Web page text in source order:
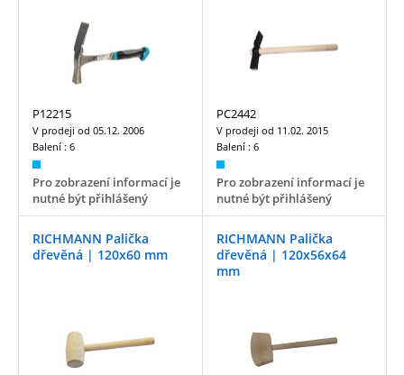
P12215
V prodeji od 05.12. 2006
Balení : 6
Pro zobrazení informací je
nutné být přihlášený
PC2442
V prodeji od 11.02. 2015
Balení : 6
Pro zobrazení informací je
nutné být přihlášený
RICHMANN Palička
dřevěná | 120x60 mm
RICHMANN Palička
dřevěná | 120x56x64
mm